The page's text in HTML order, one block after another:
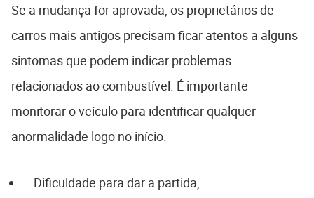
Se a mudança for aprovada, os proprietários de
carros mais antigos precisam ficar atentos a alguns
sintomas que podem indicar problemas
relacionados ao combustível. É importante
monitorar o veículo para identificar qualquer
anormalidade logo no início.
Dificuldade para dar a partida,